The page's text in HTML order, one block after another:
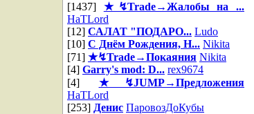
[1437] ★↯Trade→Жалобы на ...
HaTLord
[12] САЛАТ "ПОДАРО... Ludo
[10] С Днём Рождения, Н... Nikita
[71] ★↯Trade→Покаяния Nikita
[4] Garry's mod: D... rex9674
[4] ★↯JUMP→Предложения
HaTLord
[253] Денис ПаровозДоКубы